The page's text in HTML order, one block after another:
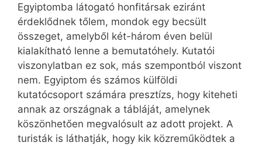
Egyiptomba látogató honfitársak eziránt
érdeklődnek tőlem, mondok egy becsült
összeget, amelyből két-három éven belül
kialakítható lenne a bemutatóhely. Kutatói
viszonylatban ez sok, más szempontból viszont
nem. Egyiptom és számos külföldi
kutatócsoport számára presztízs, hogy kiteheti
annak az országnak a tábláját, amelynek
köszönhetően megvalósult az adott projekt. A
turisták is láthatják, hogy kik közreműködtek a